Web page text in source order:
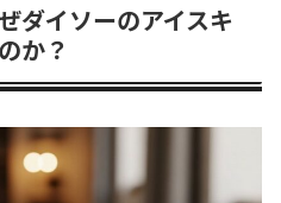
ダイソーのアイスキ
か？